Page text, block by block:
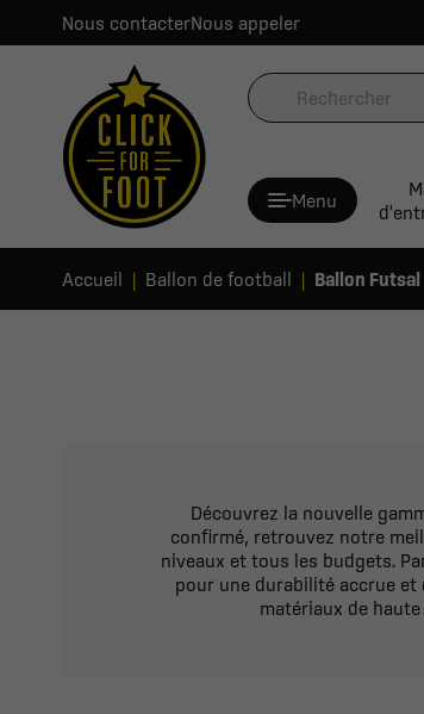
Nous contacterNous appeler
Menu
Accueil Ballon de football Ballon Futsal
Découvrez la nouvelle
confirmé, retrouvez notre
niveaux et tous les budgets.
pour une durabilité accrue
matériaux de